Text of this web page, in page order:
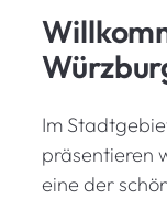
Im
präsentieren
eine der